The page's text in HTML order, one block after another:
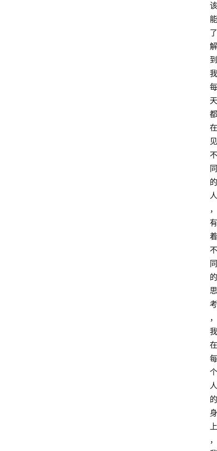
该
能
了
解
到
我
每
天
都
在
见
不
同
的
人
，
有
着
不
同
的
思
考
，
我
在
每
个
人
的
身
上
，